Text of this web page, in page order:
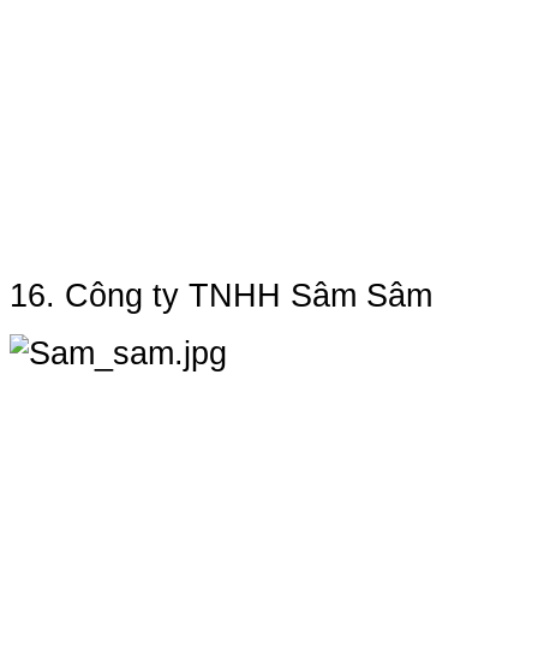
16. Công ty TNHH Sâm Sâm